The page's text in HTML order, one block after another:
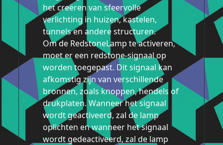
het creëren van sfeervolle
verlichting in huizen, kastelen,
tunnels en andere structuren.
Om de RedstoneLamp te activeren,
moet er een redstone-signaal op
worden toegepast. Dit signaal kan
afkomstig zijn van verschillende
bronnen, zoals knoppen, hendels of
drukplaten. Wanneer het signaal
wordt geactiveerd, zal de lamp
oplichten en wanneer het signaal
wordt gedeactiveerd, zal de lamp